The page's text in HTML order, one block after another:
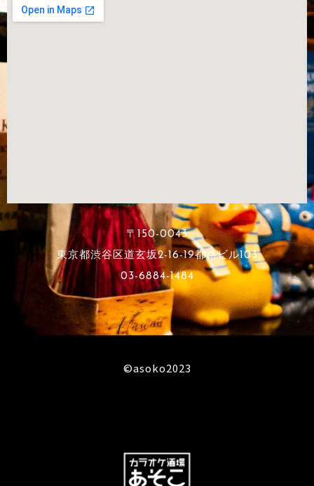
〒150-0043
東京都渋谷区道玄坂2-16-19都路ビル103
03-6884-1484
©︎asoko2023